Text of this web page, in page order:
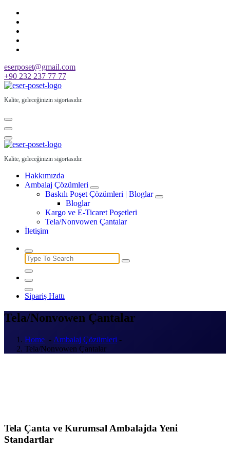
Skip
content
eserposet@gmail.com
+90 232 237 77 77
Kalite, geleceğinizin sigortasıdır.
Kalite, geleceğinizin sigortasıdır.
Hakkımızda
Ambalaj Çözümleri
Baskılı Poşet Çözümleri | Bloglar
Bloglar
Kargo ve E-Ticaret Poşetleri
Tela/Nonvowen Çantalar
İletişim
Search
for:
Sipariş Hattı
Tela/Nonvowen Çantalar
Home - Ambalaj Çözümleri -
Tela/Nonvowen Çantalar
Tela Çanta ve Kurumsal Ambalajda Yeni
Standartlar